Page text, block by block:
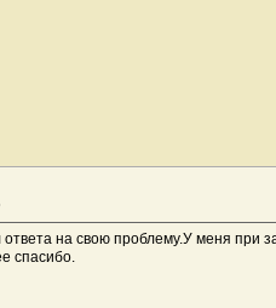
на свою проблему.У меня при
спасибо.